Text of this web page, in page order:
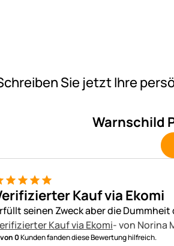
Sie jetzt Ihre
Warnschild
von 5 Kauf via Ekomi
seinen Zweck aber die
Kauf via Ekomi- von Norina
0Kunden fanden diese Bewertung hilfreich.